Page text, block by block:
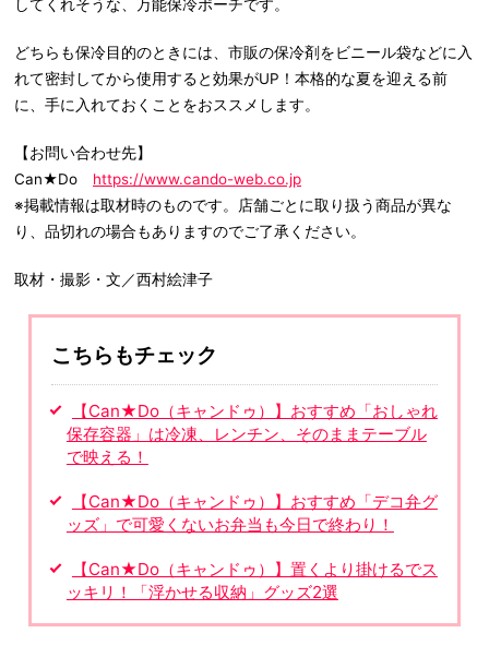
してくれそうな、万能保冷ポーチです。
どちらも保冷目的のときには、市販の保冷剤をビニール袋などに入
れて密封してから使用すると効果がUP！本格的な夏を迎える前
に、手に入れておくことをおススメします。
【お問い合わせ先】
Can★Do https://www.cando-web.co.jp
※掲載情報は取材時のものです。店舗ごとに取り扱う商品が異な
り、品切れの場合もありますのでご了承ください。
取材・撮影・文／西村絵津子
こちらもチェック
【Can★Do（キャンドゥ）】おすすめ「おしゃれ
保存容器」は冷凍、レンチン、そのままテーブル
で映える！
【Can★Do（キャンドゥ）】おすすめ「デコ弁グ
ッズ」で可愛くないお弁当も今日で終わり！
【Can★Do（キャンドゥ）】置くより掛けるでス
ッキリ！「浮かせる収納」グッズ2選